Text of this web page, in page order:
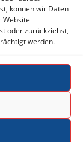
können wir Daten
Website
oder zurückziehst,
werden.